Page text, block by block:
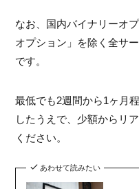
なお、国内バイナリーオ
オプション」を除く全サ
です。
最低でも2週間から1ヶ月
したうえで、少額からリ
ください。
あわせて読みたい